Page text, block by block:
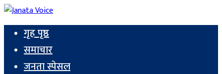
गृह पृष्ठ
समाचार
जनता स्पेसल